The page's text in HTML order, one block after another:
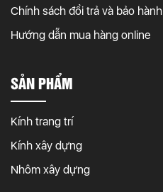
Chính sách đổi trả và bảo hành
Hướng dẫn mua hàng online
SẢN PHẨM
Kính trang trí
Kính xây dựng
Nhôm xây dựng